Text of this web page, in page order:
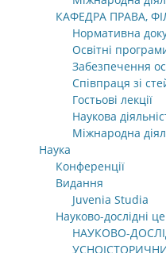
КАФЕДРА ПРАВА,
Нормативна
Освітні
Забезпечення
Співпраця зі
Гостьові лекції
Наукова
Міжнародна
Наука
Конференції
Видання
Juvenia Studia
Науково-дослідні
НАУКОВО-